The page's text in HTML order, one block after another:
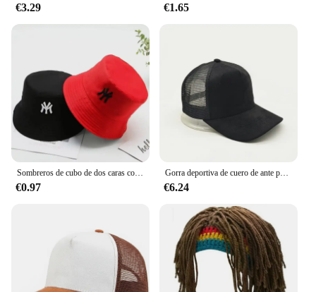
€3.29 €1.65
Sombreros de cubo de dos caras con personalidad bordada de letras Unisex, gorras de pescadores, gorra informal para exteriores, sombrero protector solar
€0.97
Gorra deportiva de cuero de ante para mujer, gorro de béisbol de malla transpirable con logotipo personalizado, diy, para adultos
€6.24